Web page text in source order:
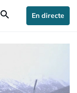
search En directe